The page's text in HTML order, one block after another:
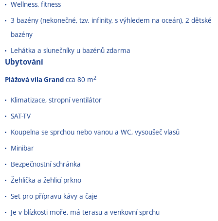
Wellness, fitness
3 bazény (nekonečné, tzv. infinity, s výhledem na oceán), 2 dětské
bazény
Lehátka a slunečníky u bazénů zdarma
Ubytování
Plážová vila Grand cca 80 m2
Klimatizace, stropní ventilátor
SAT-TV
Koupelna se sprchou nebo vanou a WC, vysoušeč vlasů
Minibar
Bezpečnostní schránka
Žehlička a žehlicí prkno
Set pro přípravu kávy a čaje
Je v blízkosti moře, má terasu a venkovní sprchu